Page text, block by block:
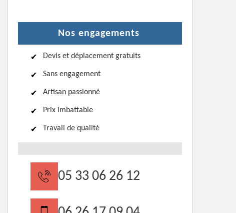
Nos engagements
Devis et déplacement gratuits
Sans engagement
Artisan passionné
Prix imbattable
Travail de qualité
05 33 06 26 12